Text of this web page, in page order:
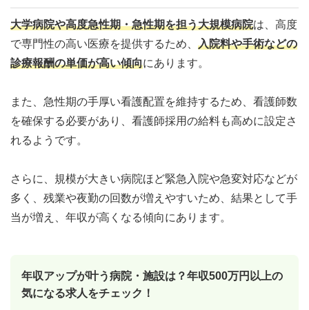
大学病院や高度急性期・急性期を担う大規模病院は、高度
で専門性の高い医療を提供するため、 入院料や手術などの
診療報酬の単価が高い傾向にあります。
また、急性期の手厚い看護配置を維持するため、看護師数
を確保する必要があり、看護師採用の給料も高めに設定さ
れるようです。
さらに、規模が大きい病院ほど緊急入院や急変対応などが
多く、残業や夜勤の回数が増えやすいため、結果として手
当が増え、年収が高くなる傾向にあります。
年収アップが叶う病院・施設は？年収500万円以上の
気になる求人をチェック！